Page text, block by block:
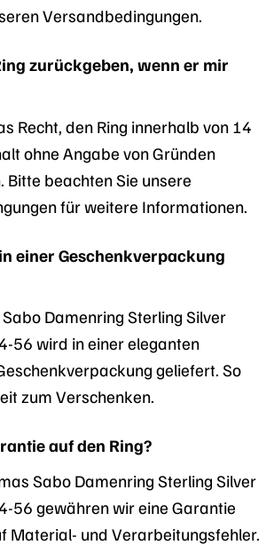
Versandbedingungen.
zurückgeben, wenn er mir
Recht, den Ring innerhalb von 14
ohne Angabe von Gründen
Bitte beachten Sie unsere
für weitere Informationen.
einer Geschenkverpackung
Damenring Sterling Silver
56 wird in einer eleganten
geliefert. So
zum Verschenken.
auf den Ring?
Sabo Damenring Sterling Silver
56 gewähren wir eine Garantie
Material- und Verarbeitungsfehler.